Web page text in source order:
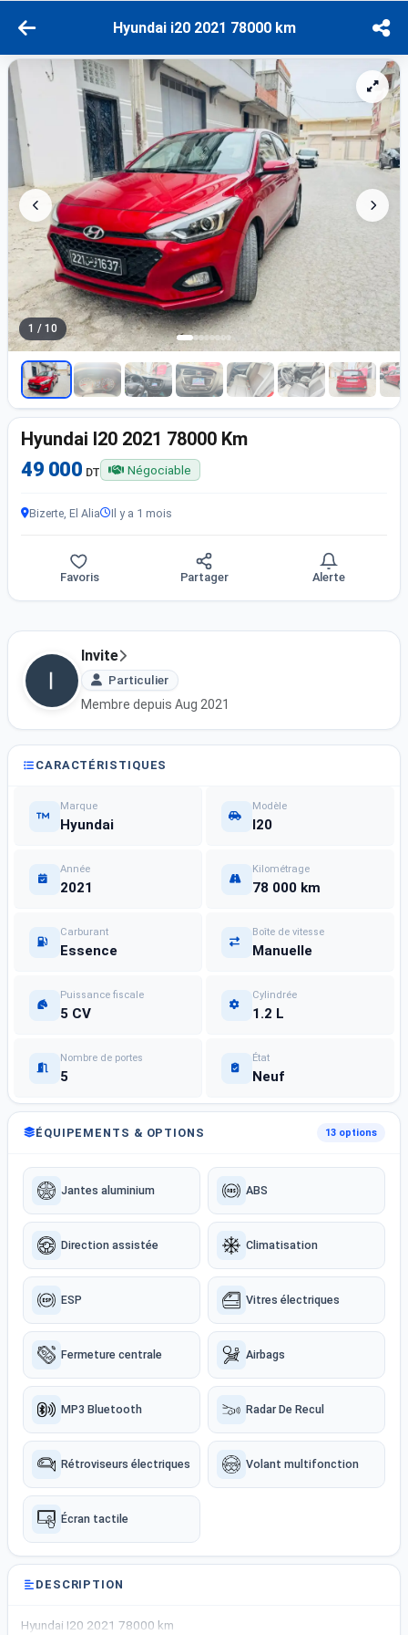
Hyundai i20 2021 78000 km
1 / 10
Hyundai I20 2021 78000 Km
49 000 DT Négociable
Bizerte, El Alia Il y a 1 mois
Favoris Partager Alerte
Invite
Particulier
Membre depuis Aug 2021
CARACTÉRISTIQUES
Marque
Hyundai
Modèle
I20
Année
2021
Kilométrage
78 000 km
Carburant
Essence
Boîte de vitesse
Manuelle
Puissance fiscale
5 CV
Cylindrée
1.2 L
Nombre de portes
5
État
Neuf
ÉQUIPEMENTS & OPTIONS 13 options
Jantes aluminium ABS
Direction assistée Climatisation
ESP Vitres électriques
Fermeture centrale Airbags
MP3 Bluetooth Radar De Recul
Rétroviseurs électriques Volant multifonction
Écran tactile
DESCRIPTION
Hyundai I20 2021 78000 km